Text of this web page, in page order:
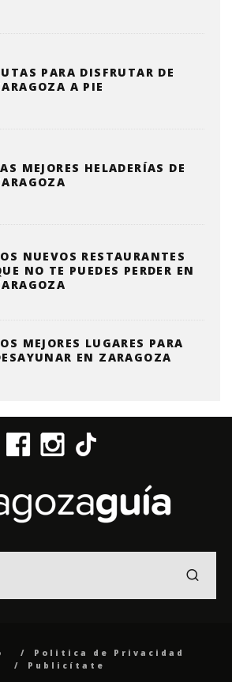
PARA DISFRUTAR DE
A PIE
MEJORES HELADERÍAS DE
NUEVOS RESTAURANTES
NO TE PUEDES PERDER EN
MEJORES LUGARES PARA
EN ZARAGOZA
Politica de Privacidad
Publicítate